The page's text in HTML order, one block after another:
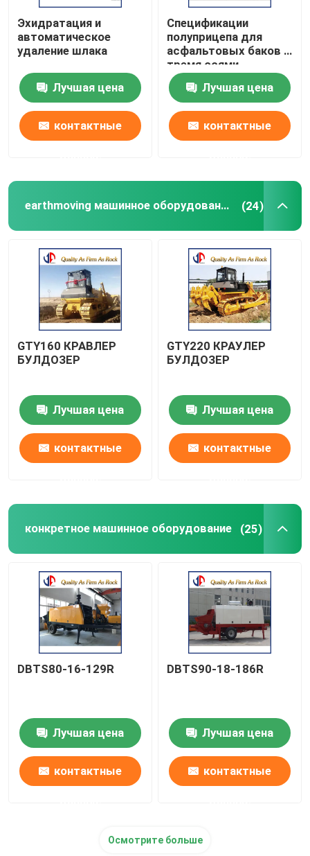
контроль качества
контактные данные
Новости
Отправить запрос
Строительный материал строительства дорог
Оборудование для дорожных испытаний
машинное оборудование строительства дорог
earthmoving машинное оборудование
конкретное машинное оборудование
Сельскохозяйственная техника
Машины для добычи полезных ископаемых
Прочие
Запчасти
Вибрирующий ледокол
Эхидратация и
автоматическое
удаление шлака
Лучшая цена
контактные
Спецификации
полуприцепа для
асфальтовых баков с
тремя осями
Лучшая цена
контактные
earthmoving машинное оборудование (24)
GTY160 КРАВЛЕР
БУЛДОЗЕР
Лучшая цена
контактные
GTY220 КРАУЛЕР
БУЛДОЗЕР
Лучшая цена
контактные
конкретное машинное оборудование (25)
DBTS80-16-129R
Лучшая цена
контактные
DBTS90-18-186R
Лучшая цена
контактные
Осмотрите больше